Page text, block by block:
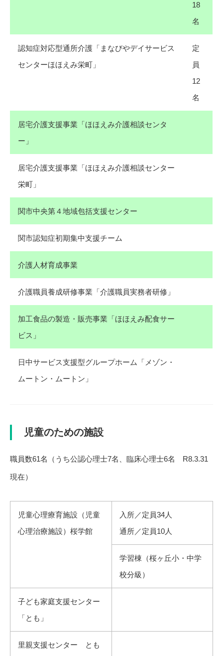
18
名
認知症対応型通所介護「まなびやデイサービス
センターほほえみ栄町」
定
員
12
名
居宅介護支援事業「ほほえみ介護相談センタ
ー」
居宅介護支援事業「ほほえみ介護相談センター
栄町」
関市中央第４地域包括支援センター
関市認知症初期集中支援チーム
介護人材育成事業
介護職員養成研修事業「介護職員実務者研修」
加工食品の製造・販売事業「ほほえみ配食サー
ビス」
日中サービス支援型グループホーム「メゾン・
ムートン・ムートン」
児童のための施設
職員数61名（うち公認心理士7名、臨床心理士6名 R8.3.31
現在）
児童心理療育施設（児童
心理治療施設）桜学館
入所／定員34人
通所／定員10人
学習棟（桜ヶ丘小・中学
校分級）
子ども家庭支援センター
「とも」
里親支援センター とも